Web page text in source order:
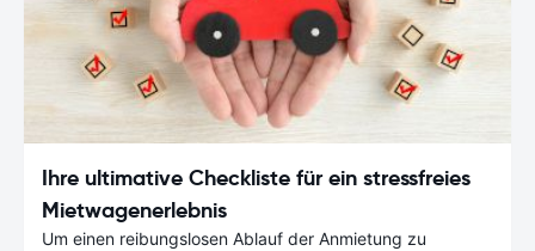
Ihre ultimative Checkliste für ein stressfreies
Mietwagenerlebnis
Um einen reibungslosen Ablauf der Anmietung zu